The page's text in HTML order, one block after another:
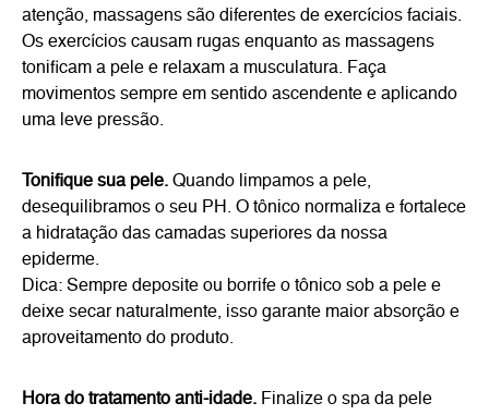
atenção, massagens são diferentes de exercícios faciais.
Os exercícios causam rugas enquanto as massagens
tonificam a pele e relaxam a musculatura. Faça
movimentos sempre em sentido ascendente e aplicando
uma leve pressão.
Tonifique sua pele. Quando limpamos a pele,
desequilibramos o seu PH. O tônico normaliza e fortalece
a hidratação das camadas superiores da nossa
epiderme.
Dica: Sempre deposite ou borrife o tônico sob a pele e
deixe secar naturalmente, isso garante maior absorção e
aproveitamento do produto.
Hora do tratamento anti-idade. Finalize o spa da pele